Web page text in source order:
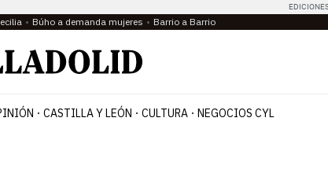
Búho a demanda mujeres Barrio a Barrio
CASTILLA Y LEÓN CULTURA NEGOCIOS CYL